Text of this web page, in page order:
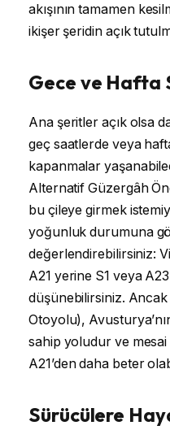
akışının tamamen
ikişer şeridin açık
Gece ve Hafta
Ana şeritler açık olsa
geç saatlerde veya
kapanmalar
Alternatif Güzergâh
bu çileye girmek
yoğunluk durumuna
değerlendirebilirsiniz:
A21 yerine S1 veya
düşünebilirsiniz.
Otoyolu),
sahip yoludur ve mesai
A21’den daha beter
Sürücülere